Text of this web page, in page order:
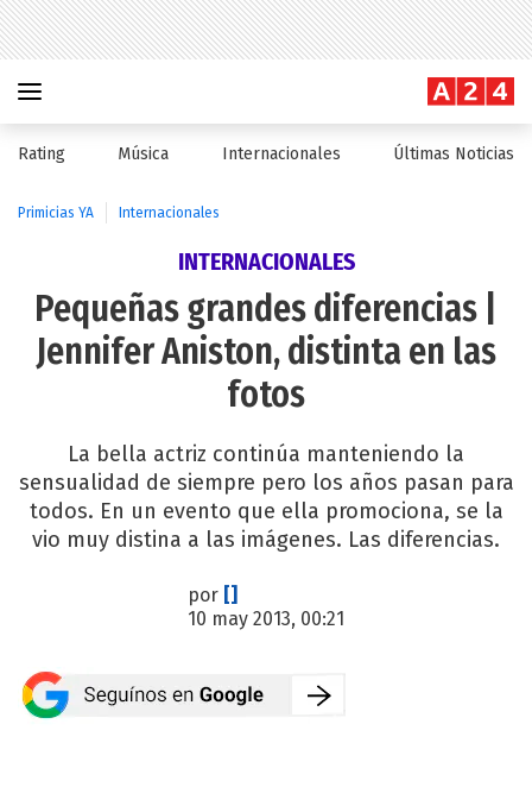
Rating Música Internacionales Últimas Noticias
Primicias YA Internacionales
INTERNACIONALES
Pequeñas grandes diferencias |
Jennifer Aniston, distinta en las
fotos
La bella actriz continúa manteniendo la
sensualidad de siempre pero los años pasan para
todos. En un evento que ella promociona, se la
vio muy distina a las imágenes. Las diferencias.
por []
10 may 2013, 00:21